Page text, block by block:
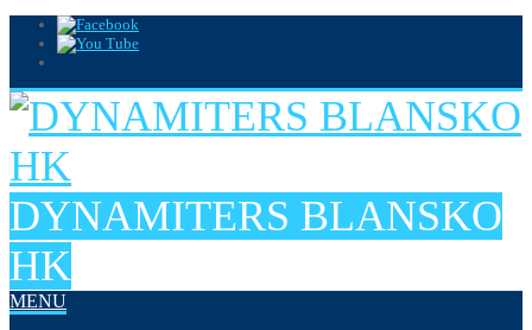
DYNAMITERS BLANSKO
HK
MENU